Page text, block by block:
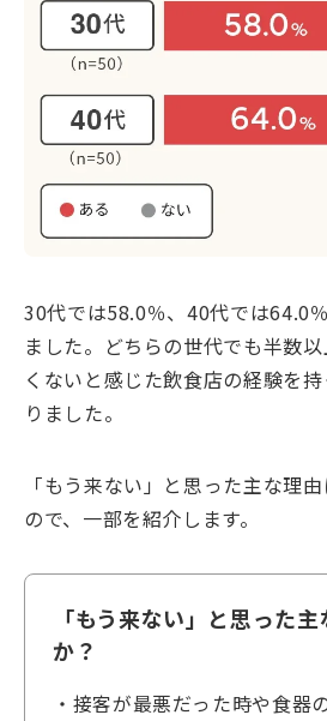
30代では58.0％、40代では64.0
ました。どちらの世代でも半数
くないと感じた飲食店の経験を
りました。
「もう来ない」と思った主な理
ので、一部を紹介します。
「もう来ない」と思った
か？
・接客が最悪だった時や食器